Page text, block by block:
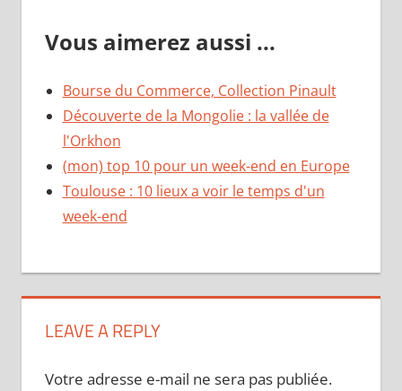
Vous aimerez aussi ...
Bourse du Commerce, Collection Pinault
Découverte de la Mongolie : la vallée de
l'Orkhon
(mon) top 10 pour un week-end en Europe
Toulouse : 10 lieux a voir le temps d'un
week-end
LEAVE A REPLY
Votre adresse e-mail ne sera pas publiée.